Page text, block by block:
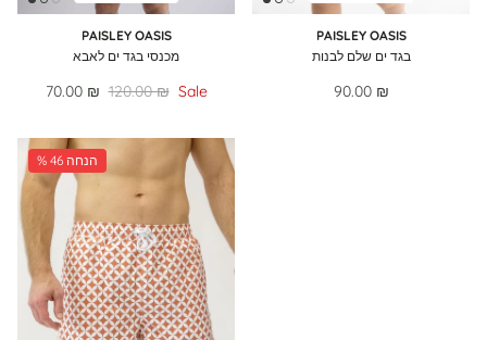
PAISLEY OASIS
מכנסי בגד ים לאבא
70.00 ₪ 120.00 ₪ Sale
PAISLEY OASIS
בגד ים שלם לבנות
90.00 ₪
% 46 הנחה